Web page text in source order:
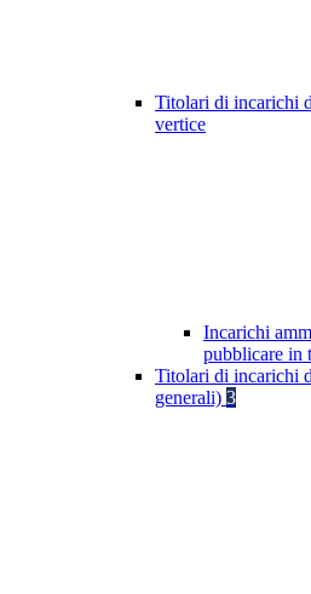
Titolari di incarichi
vertice
Incarichi
pubblicare in
Titolari di incarichi
generali) 3